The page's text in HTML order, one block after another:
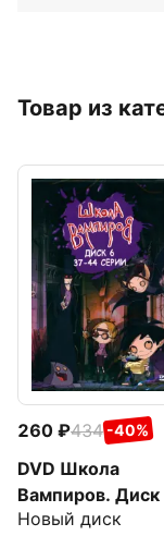
Товар из
260 434 -40%
DVD Школа
Вампиров. Диск
(серии 37-44)
Новый диск